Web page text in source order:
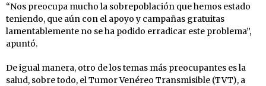
“Nos preocupa mucho la sobrepoblación que hemos estado
teniendo, que aún con el apoyo y campañas gratuitas
lamentablemente no se ha podido erradicar este problema”,
apuntó.
De igual manera, otro de los temas más preocupantes es la
salud, sobre todo, el Tumor Venéreo Transmisible (TVT), a